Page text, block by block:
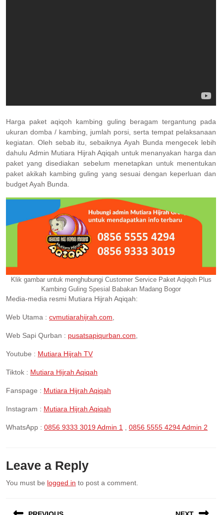
Harga paket aqiqoh kambing guling beragam tergantung pada
ukuran domba / kambing, jumlah porsi, serta tempat pelaksanaan
kegiatan. Oleh sebab itu, sebaiknya Ayah Bunda mengecek lebih
dahulu Admin Mutiara Hijrah Aqiqah untuk menanyakan harga dan
paket yang disediakan sebelum menetapkan untuk menentukan
paket akikah kambing guling yang sesuai dengan keperluan dan
budget Ayah Bunda.
Klik gambar untuk menghubungi Customer Service Paket Aqiqoh Plus
Kambing Guling Spesial Babakan Madang Bogor
Media-media resmi Mutiara Hijrah Aqiqah:
Web Utama : cvmutiarahijrah.com
Web Sapi Qurban : pusatsapiqurban.com
Youtube : Mutiara Hijrah TV
Tiktok : Mutiara Hijrah Aqiqah
Fanspage : Mutiara Hijrah Aqiqah
Instagram : Mutiara Hijrah Aqiqah
WhatsApp : 0856 9333 3019 Admin 1 0856 5555 4294 Admin 2
Leave a Reply
You must be logged in to post a comment.